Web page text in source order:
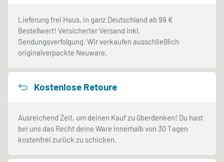
Lieferung frei Haus, in ganz Deutschland ab 99 €
Bestellwert! Versicherter Versand inkl.
Sendungsverfolgung. Wir verkaufen ausschließlich
originalverpackte Neuware.
Kostenlose Retoure
Ausreichend Zeit, um deinen Kauf zu überdenken! Du hast
bei uns das Recht deine Ware innerhalb von 30 Tagen
kostenfrei zurück zu schicken.